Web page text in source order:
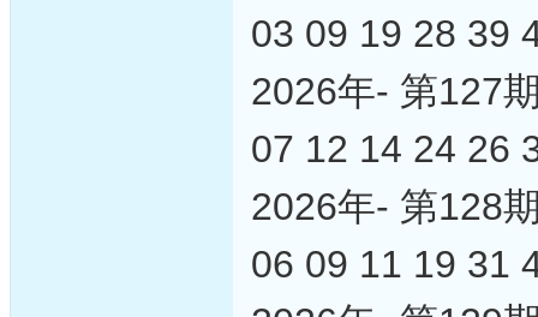
03 09 19 28 39
2026年- 第127
07 12 14 24 26
2026年- 第128
06 09 11 19 31